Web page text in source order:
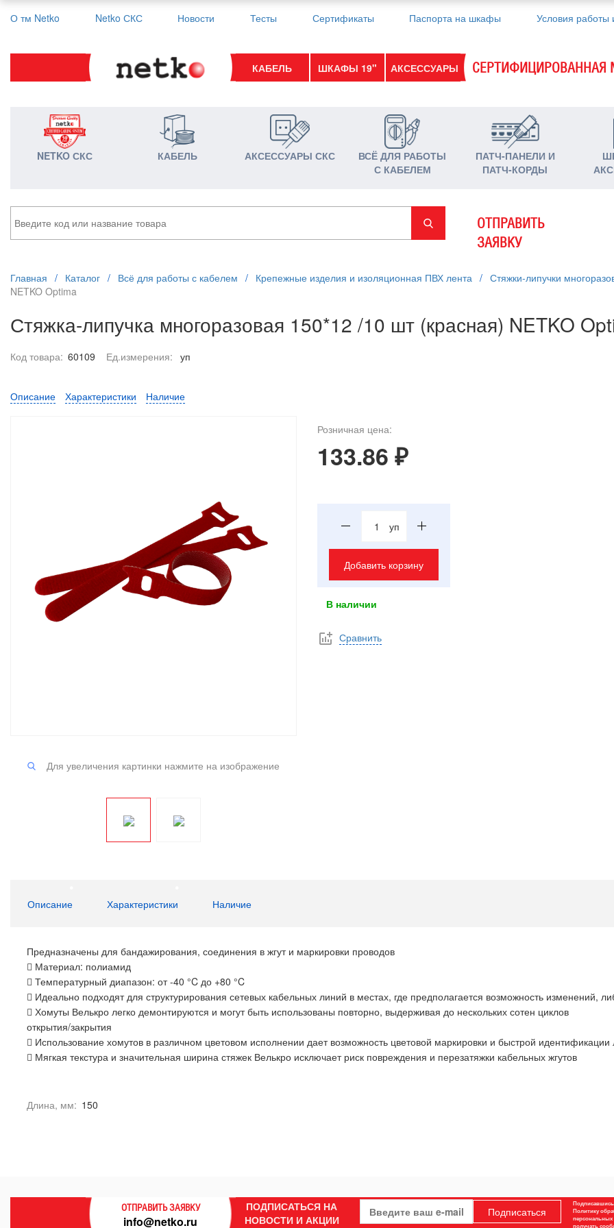
О тм Netko Netko СКС Новости Тесты Сертификаты Паспорта на шкафы Условия работы
КАБЕЛЬ ШКАФЫ 19" АКСЕССУАРЫ СЕРТИФИЦИРОВАННАЯ
NETKO СКС КАБЕЛЬ АКСЕССУАРЫ СКС
ВСЁ ДЛЯ РАБОТЫ
С КАБЕЛЕМ
ПАТЧ-ПАНЕЛИ И
ПАТЧ-КОРДЫ
ОТПРАВИТЬ
ЗАЯВКУ
Главная / Каталог / Всё для работы с кабелем / Крепежные изделия и изоляционная ПВХ лента / Стяжки-липучки
NETKO Optima
Стяжка-липучка многоразовая 150*12 /10 шт (красная) NETKO
Код товара: 60109 Ед.измерения: уп
Описание Характеристики Наличие
Для увеличения картинки нажмите на изображение
Розничная цена:
133.86 ₽
уп
Добавить корзину
В наличии
Сравнить
Описание Характеристики Наличие
Предназначены для бандажирования, соединения в жгут и маркировки проводов
 Материал: полиамид
 Температурный диапазон: от -40 °C до +80 °C
 Идеально подходят для структурирования сетевых кабельных линий в местах, где предполагается возможность изменений,
 Хомуты Велькро легко демонтируются и могут быть использованы повторно, выдерживая до нескольких сотен циклов
открытия/закрытия
 Использование хомутов в различном цветовом исполнении дает возможность цветовой маркировки и быстрой идентификации
 Мягкая текстура и значительная ширина стяжек Велькро исключает риск повреждения и перезатяжки кабельных жгутов
Длина, мм: 150
ОТПРАВИТЬ ЗАЯВКУ
info@netko.ru
ПОДПИСАТЬСЯ НА
НОВОСТИ И АКЦИИ
Подписаться
Политику
персональных
получать